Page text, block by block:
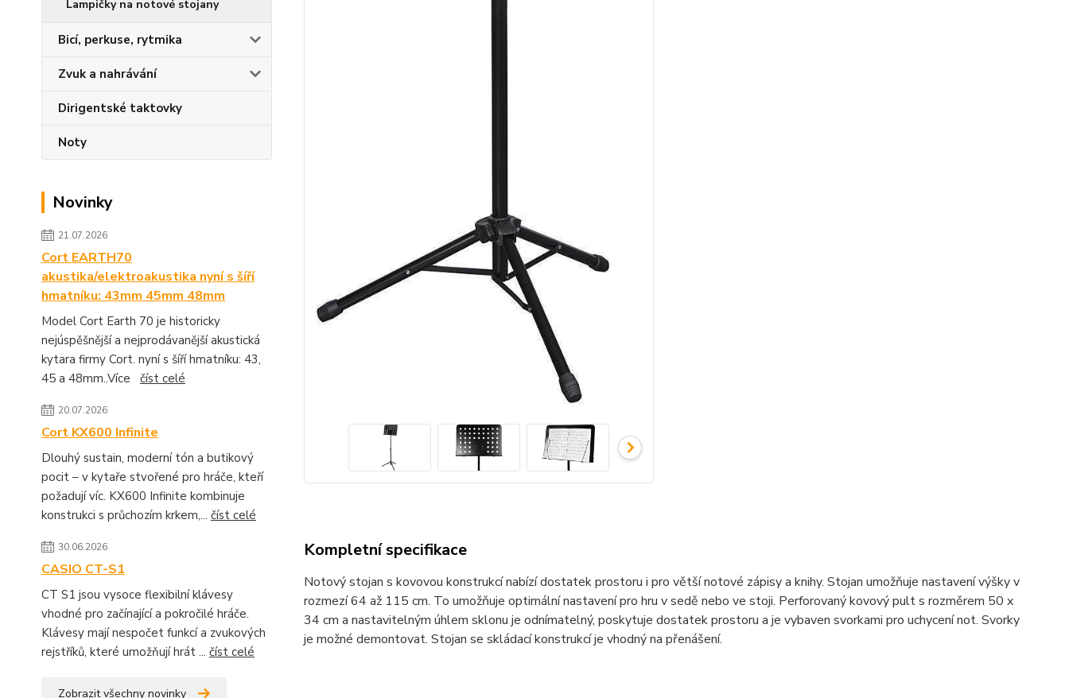
Lampičky na notové stojany
Bicí, perkuse, rytmika
Zvuk a nahrávání
Dirigentské taktovky
Noty
Novinky
21.07.2026
Cort EARTH70
akustika/elektroakustika nyní s šíří
hmatníku: 43mm 45mm 48mm
Model Cort Earth 70 je historicky
nejúspěšnější a nejprodávanější akustická
kytara firmy Cort. nyní s šíří hmatníku: 43,
45 a 48mm..Více číst celé
20.07.2026
Cort KX600 Infinite
Dlouhý sustain, moderní tón a butikový
pocit – v kytaře stvořené pro hráče, kteří
požadují víc. KX600 Infinite kombinuje
konstrukci s průchozím krkem,... číst celé
30.06.2026
CASIO CT-S1
CT S1 jsou vysoce flexibilní klávesy
vhodné pro začínající a pokročilé hráče.
Klávesy mají nespočet funkcí a zvukových
rejstříků, které umožňují hrát ... číst celé
Zobrazit všechny novinky
Kompletní specifikace
Notový stojan s kovovou konstrukcí nabízí dostatek prostoru i pro větší notové zápisy a knihy. Stojan umožňuje nastavení výšky v
rozmezí 64 až 115 cm. To umožňuje optimální nastavení pro hru v sedě nebo ve stoji. Perforovaný kovový pult s rozměrem 50 x
34 cm a nastavitelným úhlem sklonu je odnímatelný, poskytuje dostatek prostoru a je vybaven svorkami pro uchycení not. Svorky
je možné demontovat. Stojan se skládací konstrukcí je vhodný na přenášení.